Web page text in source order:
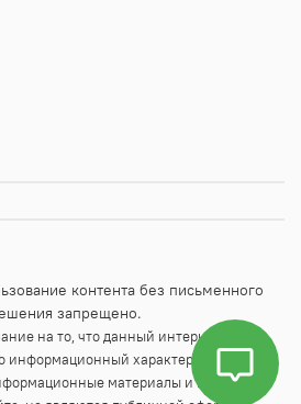
контента без письменного
запрещено.
на то, что данный интернет-сайт
информационный характер и ни при
материалы и цены,